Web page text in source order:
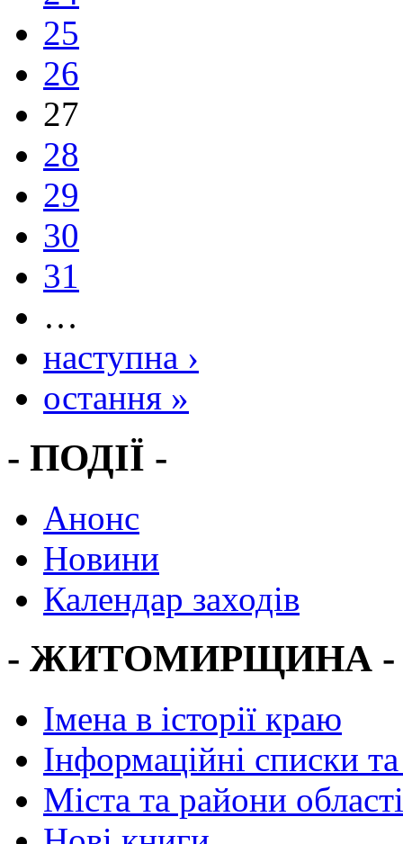
25
26
27
28
29
30
31
…
наступна ›
остання »
- ПОДІЇ -
Анонс
Новини
Календар заходів
- ЖИТОМИРЩИНА -
Імена в історії краю
Інформаційні списки
Міста та райони області